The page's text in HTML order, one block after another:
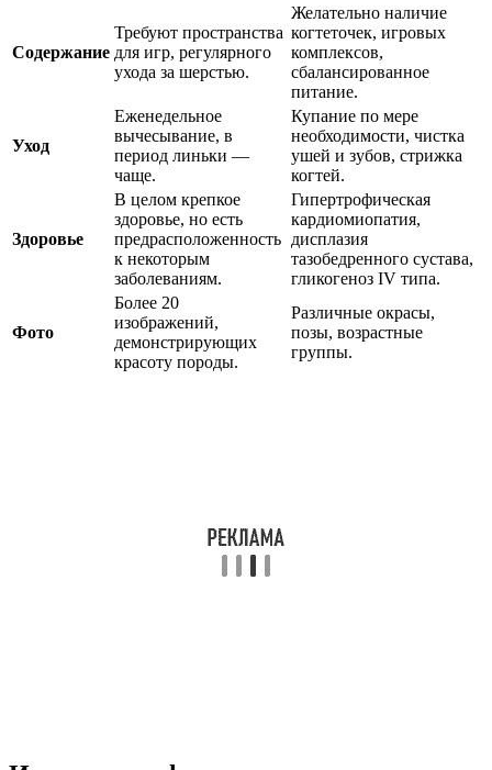
Содержание
Требуют пространства
для игр, регулярного
ухода за шерстью.
Желательно наличие
когтеточек, игровых
комплексов,
сбалансированное
питание.
Уход
Еженедельное
вычесывание, в
период линьки —
чаще.
Купание по мере
необходимости, чистка
ушей и зубов, стрижка
когтей.
Здоровье
В целом крепкое
здоровье, но есть
предрасположенность
к некоторым
заболеваниям.
Гипертрофическая
кардиомиопатия,
дисплазия
тазобедренного сустава,
гликогеноз IV типа.
Фото
Более 20
изображений,
демонстрирующих
красоту породы.
Различные окрасы,
позы, возрастные
группы.